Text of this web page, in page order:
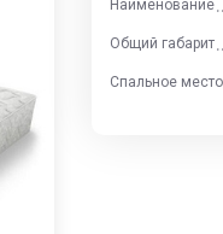
Наименование
Общий габарит
Спальное место